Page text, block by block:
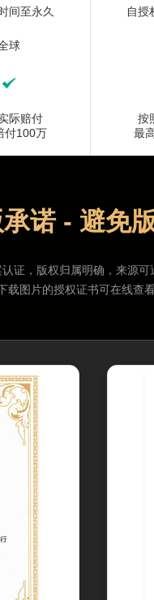
间至永久
球
际赔付
付100万
自授
按
最
诺 - 避免
证，版权归属明确，来源可
图片的授权证书可在线查